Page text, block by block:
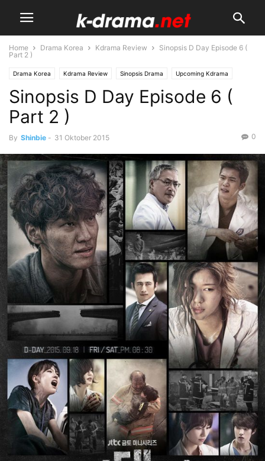
Home Drama Korea Kdrama Review
Sinopsis D Day Episode 6 (
Part 2 )
Drama Korea Kdrama Review Sinopsis Drama Upcoming Kdrama
Sinopsis D Day Episode 6 (
Part 2 )
By Shinbie - 31 Oktober 2015 0